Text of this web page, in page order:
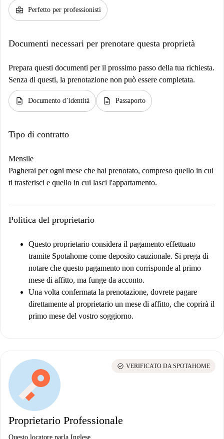
business_center Perfetto per professionisti
Documenti necessari per prenotare questa proprietà
Prepara questi documenti per il prossimo passo della tua richiesta.
Senza di questi, la prenotazione non può essere completata.
description Documento d’identità description Passaporto
Tipo di contratto
Mensile
Pagherai per ogni mese che hai prenotato, compreso quello in cui
ti trasferisci e quello in cui lasci l'appartamento.
Politica del proprietario
Questo proprietario considera il pagamento effettuato
tramite Spotahome come deposito cauzionale. Si prega di
notare che questo pagamento non corrisponde al primo
mese di affitto, ma funge da acconto.
Una volta confermata la prenotazione, dovrete pagare
direttamente al proprietario un mese di affitto, che coprirà il
primo mese del vostro soggiorno.
Proprietario Professionale
Questo locatore parla Inglese
check_circle VERIFICATO DA SPOTAHOME